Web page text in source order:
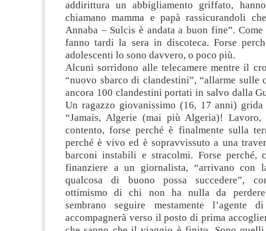
addirittura un abbigliamento griffato,
chiamano mamma e papà rassicurandoli
Annaba – Sulcis è andata a buon fine”.
fanno tardi la sera in discoteca. Forse
adolescenti lo sono davvero, o poco più.
Alcuni sorridono alle telecamere mentre il
“nuovo sbarco di clandestini”, “allarme sulle
ancora 100 clandestini portati in salvo dalla
Un ragazzo giovanissimo (16, 17 anni) grida
“Jamais, Algerie (mai più Algeria)! Lavoro,
contento, forse perché è finalmente sulla
perché è vivo ed è sopravvissuto a una
barconi instabili e stracolmi. Forse perché,
finanziere a un giornalista, “arrivano con
qualcosa di buono possa succedere”,
ottimismo di chi non ha nulla da
sembrano seguire mestamente
accompagnerà verso il posto di prima